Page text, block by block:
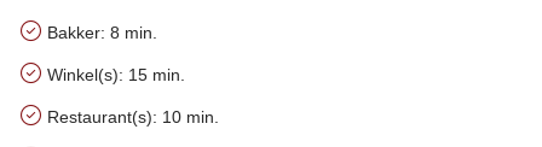
Bakker: 8 min.
Winkel(s): 15 min.
Restaurant(s): 10 min.